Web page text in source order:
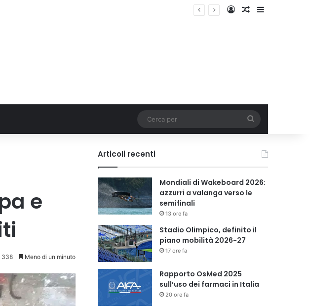
AccediUn articolo a
per
e
338 Meno di un minuto
Articoli recenti
Mondiali di Wakeboard 2026:
azzurri a valanga verso le
semifinali
13 ore fa
Stadio Olimpico, definito il
piano mobilità 2026-27
17 ore fa
Rapporto OsMed 2025
sull’uso dei farmaci in Italia
20 ore fa